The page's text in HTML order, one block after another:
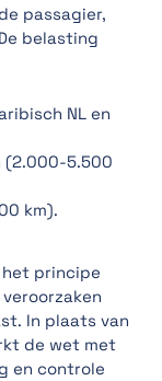
passagier,
belasting
NL en
(2.000-5.500
km).
principe
In plaats van
de wet met
en controle